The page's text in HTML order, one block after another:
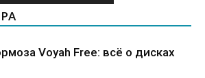
Voyah Free: всё о дисках